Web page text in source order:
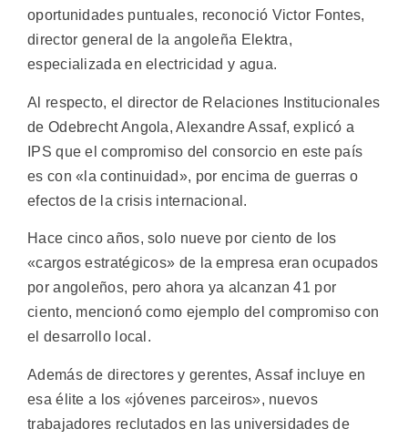
oportunidades puntuales, reconoció Victor Fontes,
director general de la angoleña Elektra,
especializada en electricidad y agua.
Al respecto, el director de Relaciones Institucionales
de Odebrecht Angola, Alexandre Assaf, explicó a
IPS que el compromiso del consorcio en este país
es con «la continuidad», por encima de guerras o
efectos de la crisis internacional.
Hace cinco años, solo nueve por ciento de los
«cargos estratégicos» de la empresa eran ocupados
por angoleños, pero ahora ya alcanzan 41 por
ciento, mencionó como ejemplo del compromiso con
el desarrollo local.
Además de directores y gerentes, Assaf incluye en
esa élite a los «jóvenes parceiros», nuevos
trabajadores reclutados en las universidades de